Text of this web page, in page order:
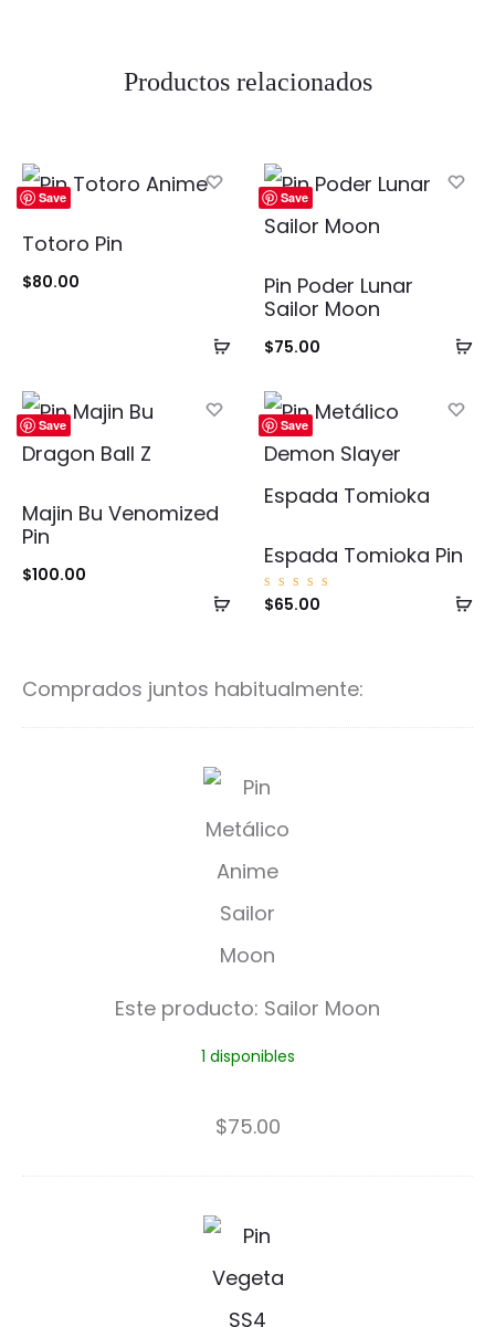
Productos relacionados
Save
Añadir
carrito
Totoro Pin
$80.00
Save
Pin Poder Lunar
Sailor Moon
$75.00
Save
Añadir
Majin Bu Venomized
Pin
$100.00
Save
Espada Tomioka Pin
Valorad
o con
$65.00
Comprados juntos habitualmente:
S
a
i
l
o
o
o
Este producto: Sailor Moon
1 disponibles
$75.00
V
e
g